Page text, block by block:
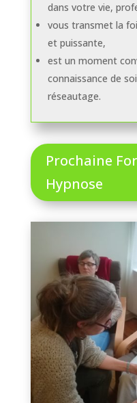
dans votre vie,
vous transmet la
et puissante,
est un moment
connaissance de
réseautage.
Prochaine
Hypnose